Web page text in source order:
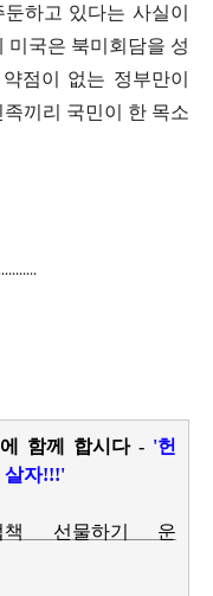
하고 있다는 사실이
미국은 북미회담을 성
점이 없는 정부만이
끼리 국민이 한 목소
함께 합시다 - '헌
살자!!!'
책 선물하기 운